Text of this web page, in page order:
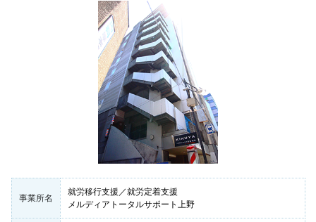
事業所名
就労移行支援／就労定着支援
メルディアトータルサポート上野